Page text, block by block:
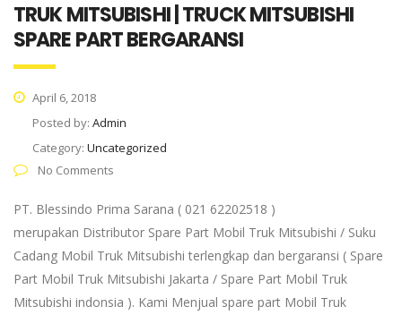
TRUK MITSUBISHI | TRUCK MITSUBISHI
SPARE PART BERGARANSI
April 6, 2018
Posted by: Admin
Category: Uncategorized
No Comments
PT. Blessindo Prima Sarana ( 021 62202518 )
merupakan Distributor Spare Part Mobil Truk Mitsubishi / Suku
Cadang Mobil Truk Mitsubishi terlengkap dan bergaransi ( Spare
Part Mobil Truk Mitsubishi Jakarta / Spare Part Mobil Truk
Mitsubishi indonsia ). Kami Menjual spare part Mobil Truk